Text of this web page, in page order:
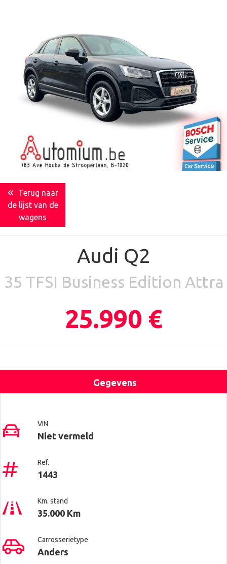
Terug naar
de lijst van de
wagens
Audi Q2
35 TFSI Business Edition Attra
25.990 €
Gegevens
VIN
Niet vermeld
Ref.
1443
Km. stand
35.000 Km
Carrosserietype
Anders